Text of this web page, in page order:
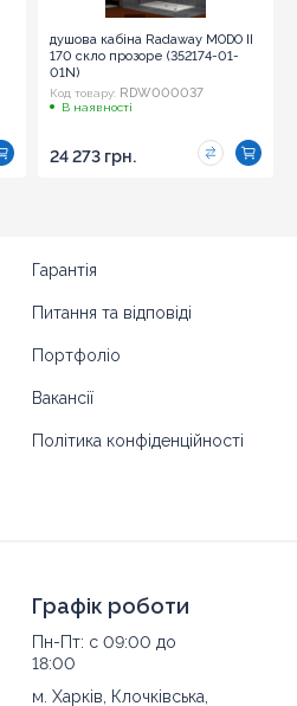
душова кабіна Radaway MODO II
170 скло прозоре (352174-01-
01N)
Код товару: RDW000037
В наявності
24 273 грн.
Гарантія
Питання та відповіді
Портфоліо
Вакансії
Політика конфіденційності
Графік роботи
Пн-Пт: с 09:00 до
18:00
м. Харків, Клочківська,